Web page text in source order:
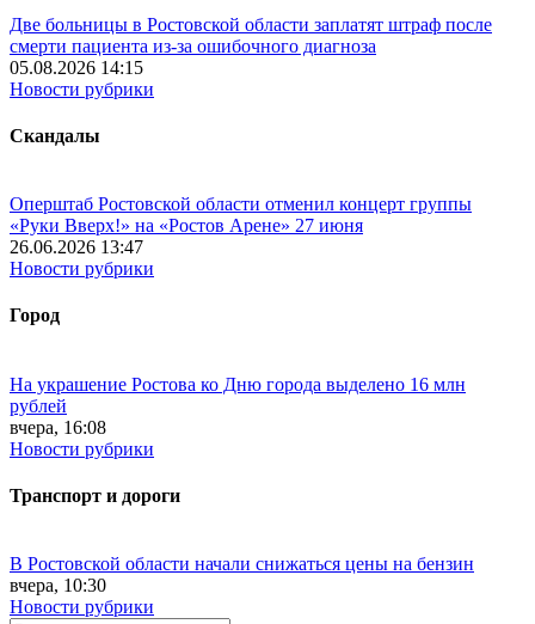
Две больницы в Ростовской области заплатят штраф после
смерти пациента из-за ошибочного диагноза
05.08.2026 14:15
Новости рубрики
Скандалы
Оперштаб Ростовской области отменил концерт группы
«Руки Вверх!» на «Ростов Арене» 27 июня
26.06.2026 13:47
Новости рубрики
Город
На украшение Ростова ко Дню города выделено 16 млн
рублей
вчера, 16:08
Новости рубрики
Транспорт и дороги
В Ростовской области начали снижаться цены на бензин
вчера, 10:30
Новости рубрики